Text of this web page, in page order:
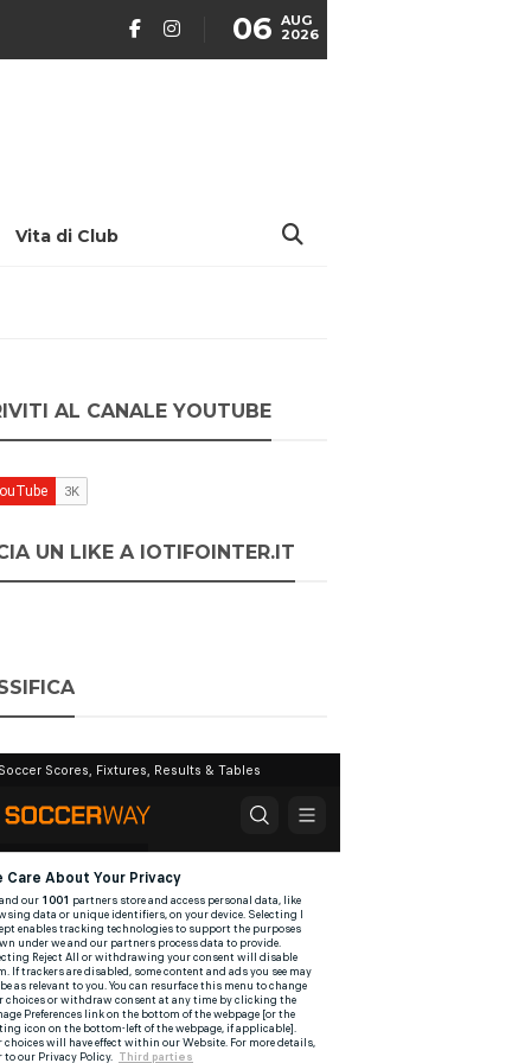
06 AUG
2026
Vita di Club
AL CANALE YOUTUBE
UN LIKE A IOTIFOINTER.IT